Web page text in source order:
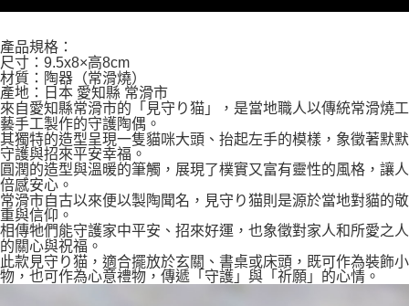
產品規格：
尺寸：9.5x8×高8cm
材質：陶器（常滑燒）
產地：日本 愛知縣 常滑市
來自愛知縣常滑市的「見守り猫」，是當地職人以傳統常滑燒工
藝手工製作的守護陶偶。
其獨特的造型呈現一隻貓咪大頭、抬起左手的模樣，象徵著默默
守護與招來平安幸福。
圓潤的造型與溫暖的筆觸，展現了樸實又富有靈性的風格，讓人
倍感安心。
常滑市自古以來便以製陶聞名，見守り猫則是源於當地對貓的敬
重與信仰。
相傳牠們能守護家中平安、招來好運，也象徵對家人和所愛之人
的關心與祝福。
此款見守り猫，適合擺放於玄關、書桌或床頭，既可作為裝飾小
物，也可作為心意禮物，傳遞「守護」與「祈願」的心情。